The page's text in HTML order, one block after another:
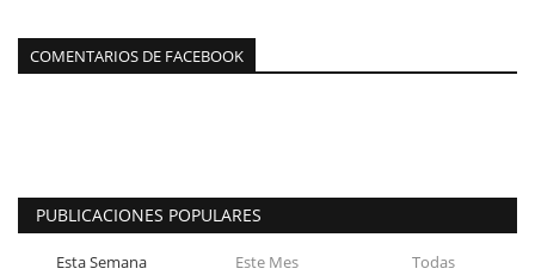
COMENTARIOS DE FACEBOOK
PUBLICACIONES POPULARES
Esta Semana Este Mes Todas